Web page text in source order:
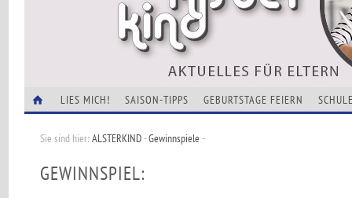
LIES MICH! SAISON-TIPPS GEBURTSTAGE FEIERN
Sie sind hier:ALSTERKIND-Gewinnspiele-
GEWINNSPIEL: